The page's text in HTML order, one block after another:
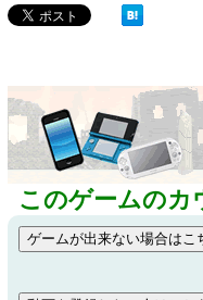
このゲームのカ